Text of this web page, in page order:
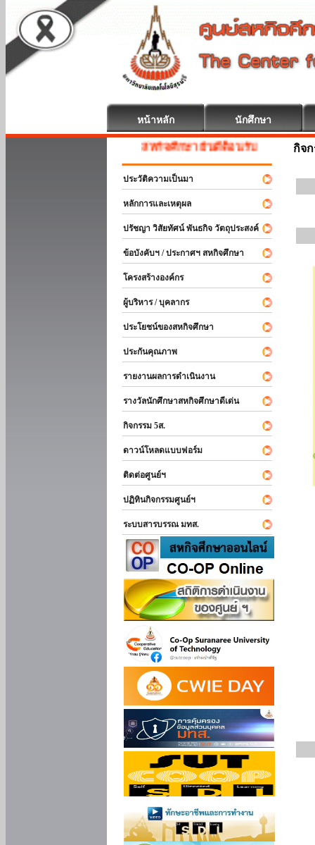
หน้าหลัก นักศึกษา
สหกิจศึกษา ยินดีต้อนรับ
ประวัติความเป็นมา
หลักการและเหตุผล
ปรัชญา วิสัยทัศน์ พันธกิจ วัตถุประสงค์
ข้อบังคับฯ / ประกาศฯ สหกิจศึกษา
โครงสร้างองค์กร
ผู้บริหาร / บุคลากร
ประโยชน์ของสหกิจศึกษา
ประกันคุณภาพ
รายงานผลการดำเนินงาน
รางวัลนักศึกษาสหกิจศึกษาดีเด่น
กิจกรรม 5ส.
ดาวน์โหลดแบบฟอร์ม
ติดต่อศูนย์ฯ
ปฏิทินกิจกรรมศูนย์ฯ
ระบบสารบรรณ มทส.
กิจ